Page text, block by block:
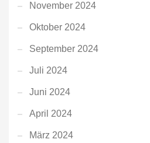
November 2024
Oktober 2024
September 2024
Juli 2024
Juni 2024
April 2024
März 2024